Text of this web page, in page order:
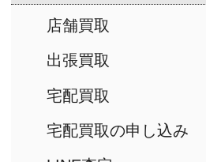
店舗買取
出張買取
宅配買取
宅配買取の申し込み